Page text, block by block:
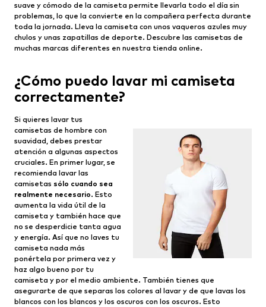
suave y cómodo de la camiseta permite llevarla todo el día sin
problemas, lo que la convierte en la compañera perfecta durante
toda la jornada. Lleva la camiseta con unos vaqueros azules muy
chulos y unas zapatillas de deporte. Descubre las camisetas de
muchas marcas diferentes en nuestra tienda online.
¿Cómo puedo lavar mi camiseta
correctamente?
Si quieres lavar tus
camisetas de hombre con
suavidad, debes prestar
atención a algunas aspectos
cruciales. En primer lugar, se
recomienda lavar las
camisetas sólo cuando sea
realmente necesario. Esto
aumenta la vida útil de la
camiseta y también hace que
no se desperdicie tanta agua
y energía. Así que no laves tu
camiseta nada más
ponértela por primera vez y
haz algo bueno por tu
camiseta y por el medio ambiente. También tienes que
asegurarte de que separas los colores al lavar y de que lavas los
blancos con los blancos y los oscuros con los oscuros. Esto